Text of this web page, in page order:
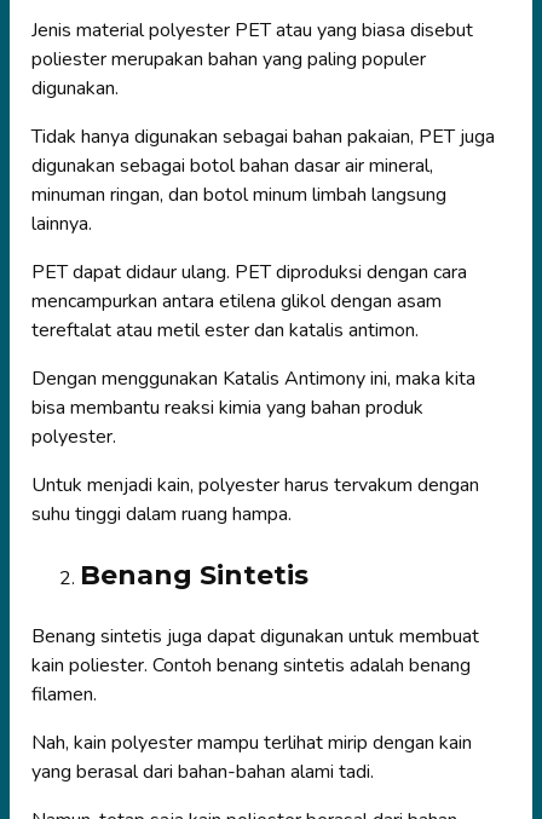
Jenis material polyester PET atau yang biasa disebut
poliester merupakan bahan yang paling populer
digunakan.
Tidak hanya digunakan sebagai bahan pakaian, PET juga
digunakan sebagai botol bahan dasar air mineral,
minuman ringan, dan botol minum limbah langsung
lainnya.
PET dapat didaur ulang. PET diproduksi dengan cara
mencampurkan antara etilena glikol dengan asam
tereftalat atau metil ester dan katalis antimon.
Dengan menggunakan Katalis Antimony ini, maka kita
bisa membantu reaksi kimia yang bahan produk
polyester.
Untuk menjadi kain, polyester harus tervakum dengan
suhu tinggi dalam ruang hampa.
Benang Sintetis
Benang sintetis juga dapat digunakan untuk membuat
kain poliester. Contoh benang sintetis adalah benang
filamen.
Nah, kain polyester mampu terlihat mirip dengan kain
yang berasal dari bahan-bahan alami tadi.